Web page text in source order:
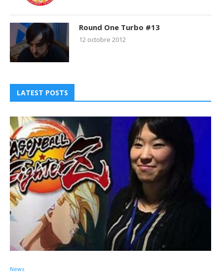
Round One Turbo #13
12 octobre 2012
LATEST POSTS
News